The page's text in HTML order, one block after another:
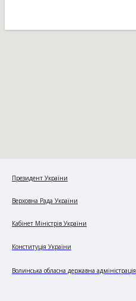
Президент України
Верховна Рада України
Кабінет Міністрів України
Конституція України
Волинська обласна державна адміністрація